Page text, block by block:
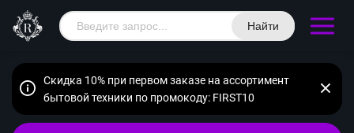
Найти
Скидка 10% при первом заказе на ассортимент
бытовой техники по промокоду: FIRST10